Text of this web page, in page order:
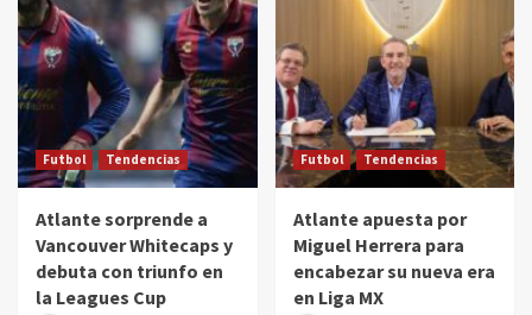
Futbol Tendencias
Atlante sorprende a
Vancouver Whitecaps y
debuta con triunfo en
la Leagues Cup
Futbol Tendencias
Atlante apuesta por
Miguel Herrera para
encabezar su nueva era
en Liga MX